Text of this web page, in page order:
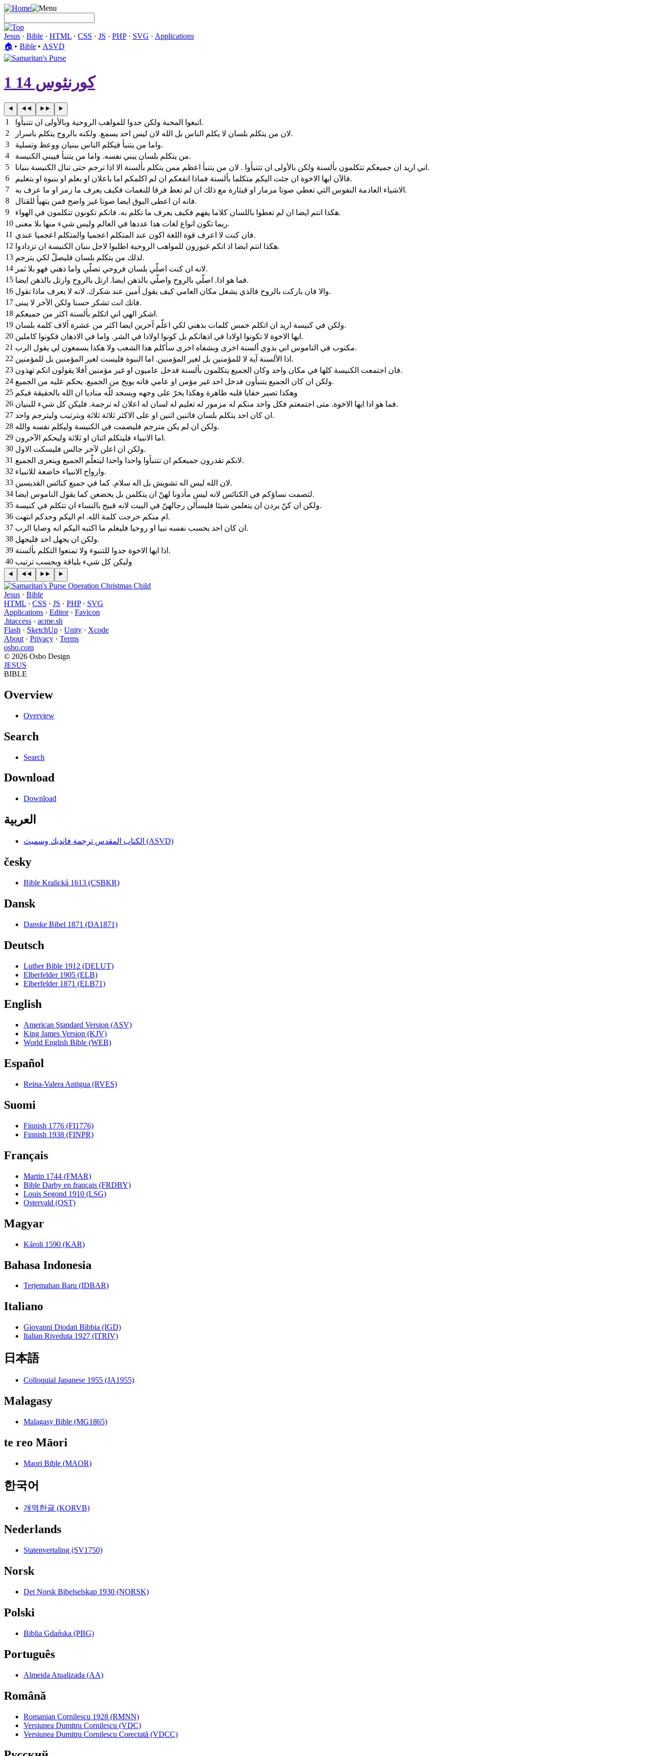
Jesus · Bible · HTML · CSS · JS · PHP· SVG · Applications
🏠︎ ▸ Bible ▸ ASVD
1 كورنثوس 14
1
اتبعوا المحبة ولكن جدوا للمواهب الروحية وبالأولى ان تتنبأوا.
2
لان من يتكلم بلسان لا يكلم الناس بل الله لان ليس احد يسمع. ولكنه بالروح يتكلم باسرار.
3
واما من يتنبأ فيكلم الناس ببنيان ووعظ وتسلية.
4
من يتكلم بلسان يبني نفسه. واما من يتنبأ فيبني الكنيسة.
5
اني اريد ان جميعكم تتكلمون بألسنة ولكن بالأولى ان تتنبأوا . لان من يتنبأ اعظم ممن يتكلم بألسنة الا اذا ترجم حتى تنال الكنيسة بنيانا.
6
فالآن ايها الاخوة ان جئت اليكم متكلما بألسنة فماذا انفعكم ان لم اكلمكم اما باعلان او بعلم او بنبوة او بتعليم.
7
الاشياء العادمة النفوس التي تعطي صوتا مزمار او قيثارة مع ذلك ان لم تعط فرقا للنغمات فكيف يعرف ما زمر او ما عزف به.
8
فانه ان اعطى البوق ايضا صوتا غير واضح فمن يتهيأ للقتال.
9
هكذا انتم ايضا ان لم تعطوا باللسان كلاما يفهم فكيف يعرف ما تكلم به. فانكم تكونون تتكلمون في الهواء.
10
ربما تكون انواع لغات هذا عددها في العالم وليس شيء منها بلا معنى.
11
فان كنت لا اعرف قوة اللغة اكون عند المتكلم اعجميا والمتكلم اعجميا عندي.
12
هكذا انتم ايضا اذ انكم غيورون للمواهب الروحية اطلبوا لاجل بنيان الكنيسة ان تزدادوا.
13
لذلك من يتكلم بلسان فليصلّ لكي يترجم.
14
لانه ان كنت اصلّي بلسان فروحي تصلّي واما ذهني فهو بلا ثمر.
15
فما هو اذا. اصلّي بالروح واصلّي بالذهن ايضا. ارتل بالروح وارتل بالذهن ايضا.
16
والا فان باركت بالروح فالذي يشغل مكان العامي كيف يقول آمين عند شكرك. لانه لا يعرف ماذا تقول.
17
فانك انت تشكر حسنا ولكن الآخر لا يبنى.
18
اشكر الهي اني اتكلم بألسنة اكثر من جميعكم.
19
ولكن في كنيسة اريد ان اتكلم خمس كلمات بذهني لكي اعلّم آخرين ايضا اكثر من عشرة آلاف كلمة بلسان.
20
ايها الاخوة لا تكونوا اولادا في اذهانكم بل كونوا اولادا في الشر. واما في الاذهان فكونوا كاملين.
21
مكتوب في الناموس اني بذوي ألسنة اخرى وبشفاه اخرى سأكلم هذا الشعب ولا هكذا يسمعون لي يقول الرب.
22
اذا الألسنة آية لا للمؤمنين بل لغير المؤمنين. اما النبوة فليست لغير المؤمنين بل للمؤمنين.
23
فان اجتمعت الكنيسة كلها في مكان واحد وكان الجميع يتكلمون بألسنة فدخل عاميون او غير مؤمنين أفلا يقولون انكم تهذون.
24
ولكن ان كان الجميع يتنبأون فدخل احد غير مؤمن او عامي فانه يوبخ من الجميع. يحكم عليه من الجميع.
25 وهكذا تصير خفايا قلبه ظاهرة وهكذا يخرّ على وجهه ويسجد للّه مناديا ان الله بالحقيقة فيكم
26
فما هو اذا ايها الاخوة. متى اجتمعتم فكل واحد منكم له مزمور له تعليم له لسان له اعلان له ترجمة. فليكن كل شيء للبنيان.
27
ان كان احد يتكلم بلسان فاثنين اثنين او على الاكثر ثلاثة ثلاثة وبترتيب وليترجم واحد.
28
ولكن ان لم يكن مترجم فليصمت في الكنيسة وليكلم نفسه والله.
29
اما الانبياء فليتكلم اثنان او ثلاثة وليحكم الآخرون.
30
ولكن ان اعلن لآخر جالس فليسكت الاول.
31
لانكم تقدرون جميعكم ان تتنبأوا واحدا واحدا ليتعلّم الجميع ويتعزى الجميع.
32
وارواح الانبياء خاضعة للانبياء.
33
لان الله ليس اله تشويش بل اله سلام. كما في جميع كنائس القديسين.
34
لتصمت نساؤكم في الكنائس لانه ليس مأذونا لهنّ ان يتكلمن بل يخضعن كما يقول الناموس ايضا.
35
ولكن ان كنّ يردن ان يتعلمن شيئا فليسألن رجالهنّ في البيت لانه قبيح بالنساء ان تتكلم في كنيسة.
36
ام منكم خرجت كلمة الله. ام اليكم وحدكم انتهت.
37
ان كان احد يحسب نفسه نبيا او روحيا فليعلم ما اكتبه اليكم انه وصايا الرب.
38
ولكن ان يجهل احد فليجهل.
39
اذا ايها الاخوة جدوا للتنبوء ولا تمنعوا التكلم بألسنة.
40 وليكن كل شيء بلياقة وبحسب ترتيب
Jesus · Bible
HTML · CSS · JS · PHP· SVG
Applications · Editor· Favicon
.htaccess · acme.sh
Flash · SketchUp · Unity · Xcode
About · Privacy · Terms
osbo.com
© 2026 Osbo Design
JESUS
BIBLE
Overview
Overview
Search
Search
Download
Download
العربية
الكتاب المقدس ترجمة فانديك وسميث (ASVD)
česky
Bible Kralická 1613 (CSBKR)
Dansk
Danske Bibel 1871 (DA1871)
Deutsch
Luther Bible 1912 (DELUT)
Elberfelder 1905 (ELB)
Elberfelder 1871 (ELB71)
English
American Standard Version (ASV)
King James Version (KJV)
World English Bible (WEB)
Español
Reina-Valera Antigua (RVES)
Suomi
Finnish 1776 (FI1776)
Finnish 1938 (FINPR)
Français
Martin 1744 (FMAR)
Bible Darby en français (FRDBY)
Louis Segond 1910 (LSG)
Ostervald (OST)
Magyar
Károli 1590 (KAR)
Bahasa Indonesia
Terjemahan Baru (IDBAR)
Italiano
Giovanni Diodati Bibbia (IGD)
Italian Riveduta 1927 (ITRIV)
日本語
Colloquial Japanese 1955 (JA1955)
Malagasy
Malagasy Bible (MG1865)
te reo Māori
Maori Bible (MAOR)
한국어
개역한글 (KORVB)
Nederlands
Statenvertaling (SV1750)
Norsk
Det Norsk Bibelselskap 1930 (NORSK)
Polski
Biblia Gdańska (PBG)
Português
Almeida Atualizada (AA)
Română
Romanian Cornilescu 1928 (RMNN)
Versiunea Dumitru Cornilescu (VDC)
Versiunea Dumitru Cornilescu Corectată (VDCC)